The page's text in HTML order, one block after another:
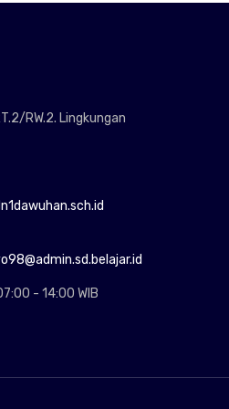
RW.2. Lingkungan
- 14:00 WIB